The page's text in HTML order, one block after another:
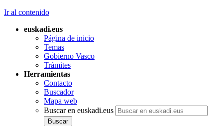
Ir al contenido
euskadi.eus
Página de inicio
Temas
Gobierno Vasco
Trámites
Herramientas
Contacto
Buscador
Mapa web
Buscar en euskadi.eus